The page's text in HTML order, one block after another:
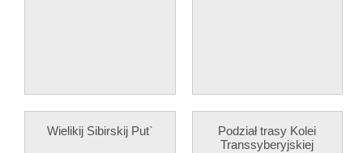
Wielikij Sibirskij Put`
Podział trasy Kolei
Transsyberyjskiej